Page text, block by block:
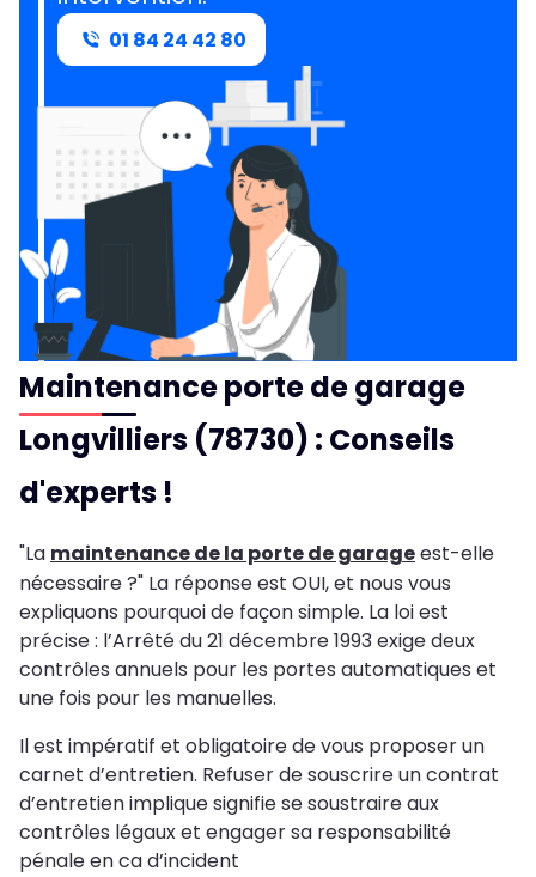
01 84 24 42 80
Maintenance porte de garage
Longvilliers (78730) : Conseils
d'experts !
"La maintenance de la porte de garageest-elle
nécessaire ?" La réponse est OUI, et nous vous
expliquons pourquoi de façon simple. La loi est
précise : l’Arrêté du 21 décembre 1993 exige deux
contrôles annuels pour les portes automatiques et
une fois pour les manuelles.
Il est impératif et obligatoire de vous proposer un
carnet d’entretien. Refuser de souscrire un contrat
d’entretien implique signifie se soustraire aux
contrôles légaux et engager sa responsabilité
pénale en ca d’incident